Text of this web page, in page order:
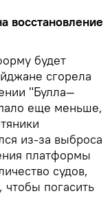
восстановление
будет
сгорела
"Булла—
еще меньше,
из-за выброса
платформы
судов,
погасить